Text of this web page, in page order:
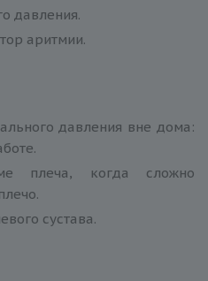
давления.
аритмии.
давления вне дома:
плеча, когда сложно
сустава.